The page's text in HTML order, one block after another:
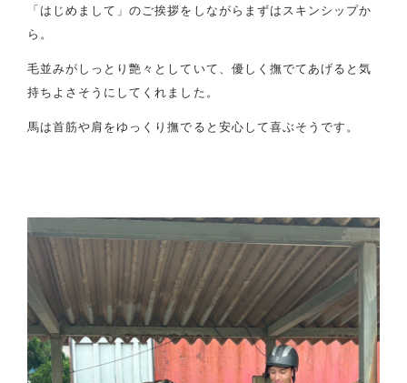
「はじめまして」のご挨拶をしながらまずはスキンシップか
ら。
毛並みがしっとり艶々としていて、優しく撫でてあげると気
持ちよさそうにしてくれました。
馬は首筋や肩をゆっくり撫でると安心して喜ぶそうです。